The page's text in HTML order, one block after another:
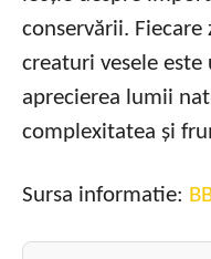
conservării.
creaturi vesele este
aprecierea lumii
complexitatea și
Sursa informatie: